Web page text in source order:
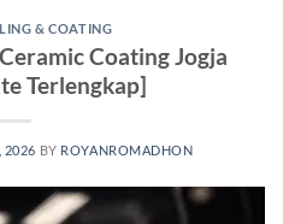
& COATING
Coating Jogja
Terlengkap]
2026 BY ROYANROMADHON